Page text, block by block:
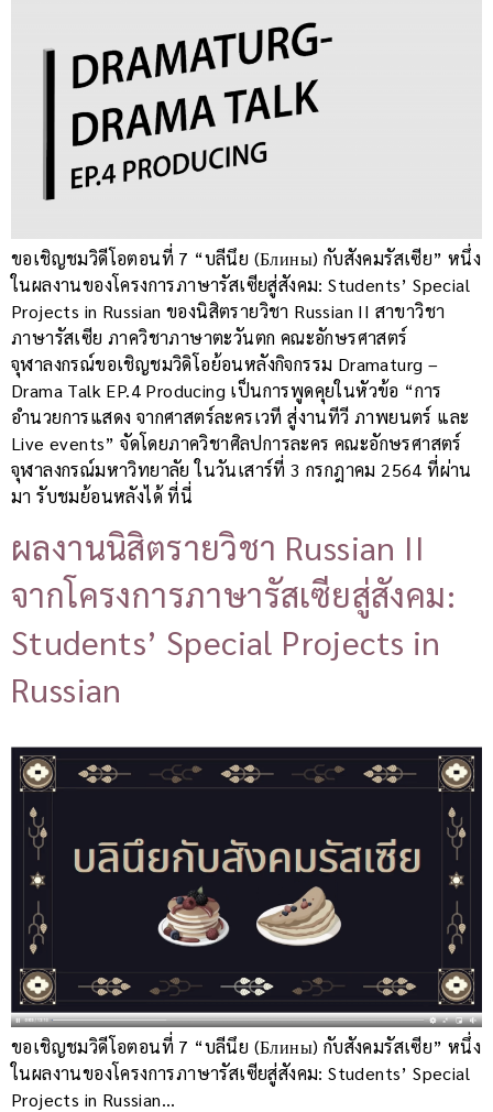
ขอเชิญชมวิดีโอตอนที่ 7 “บลีนึย (Блины) กับสังคมรัสเซีย” หนึ่ง
ในผลงานของโครงการภาษารัสเซียสู่สังคม: Students’ Special
Projects in Russian ของนิสิตรายวิชา Russian II สาขาวิชา
ภาษารัสเซีย ภาควิชาภาษาตะวันตก คณะอักษรศาสตร์
จุฬาลงกรณ์ขอเชิญชมวิดิโอย้อนหลังกิจกรรม Dramaturg –
Drama Talk EP.4 Producing เป็นการพูดคุยในหัวข้อ “การ
อำนวยการแสดง จากศาสตร์ละครเวที สู่งานทีวี ภาพยนตร์ และ
Live events” จัดโดยภาควิชาศิลปการละคร คณะอักษรศาสตร์
จุฬาลงกรณ์มหาวิทยาลัย ในวันเสาร์ที่ 3 กรกฎาคม 2564 ที่ผ่าน
มา รับชมย้อนหลังได้ ที่นี่
ผลงานนิสิตรายวิชา Russian II
จากโครงการภาษารัสเซียสู่สังคม:
Students’ Special Projects in
Russian
ขอเชิญชมวิดีโอตอนที่ 7 “บลีนึย (Блины) กับสังคมรัสเซีย” หนึ่ง
ในผลงานของโครงการภาษารัสเซียสู่สังคม: Students’ Special
Projects in Russian…